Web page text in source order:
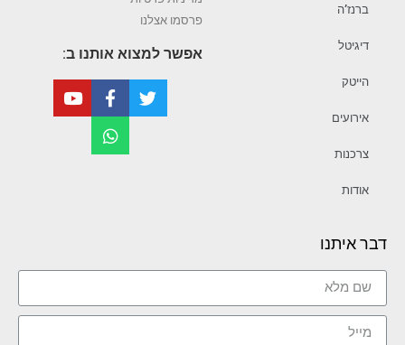
ברנז’ה
דיגיטל
הייטק
אירועים
צרכנות
אודות
פרסמו אצלנו
אפשר למצוא אותנו ב:
דבר איתנו